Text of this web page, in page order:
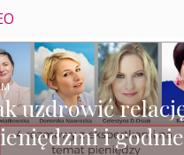
uzdrowić
i godnie